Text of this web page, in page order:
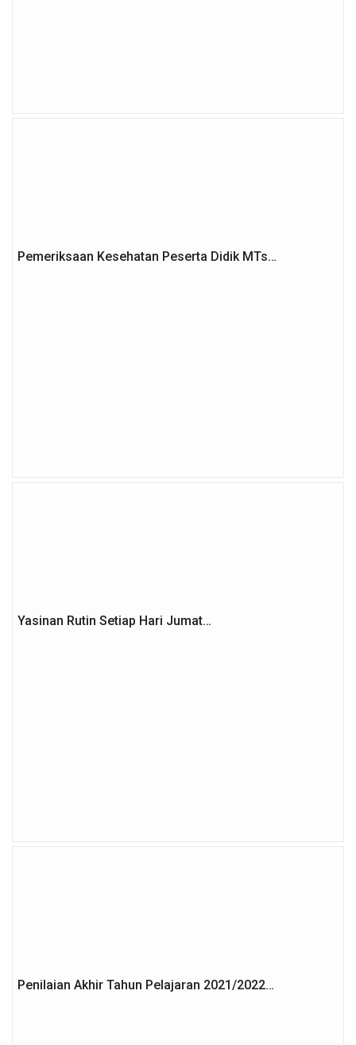
Pemeriksaan Kesehatan Peserta Didik MTs…
Yasinan Rutin Setiap Hari Jumat…
Penilaian Akhir Tahun Pelajaran 2021/2022…